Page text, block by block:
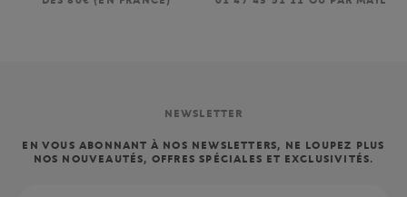
NEWSLETTER
EN VOUS ABONNANT À NOS NEWSLETTERS, NE LOUPEZ PLUS
NOS NOUVEAUTÉS, OFFRES SPÉCIALES ET EXCLUSIVITÉS.